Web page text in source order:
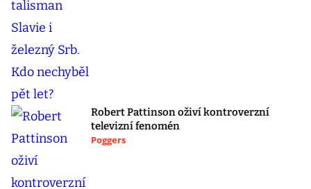
Robert Pattinson oživí kontroverzní
televizní fenomén
Poggers